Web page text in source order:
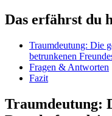
Das erfährst du
Traumdeutung:⁣ Die
betrunkenen‍
Fragen ‍& Antworten
Fazit
Traumdeutung: